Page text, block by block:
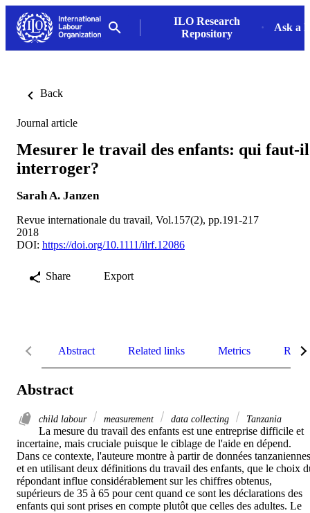
ILO Research
Repository
Ask a
Back
Journal article
Mesurer le travail des enfants: qui faut-il
interroger?
Sarah A. Janzen
Revue internationale du travail, Vol.157(2), pp.191-217
2018
DOI: https://doi.org/10.1111/ilrf.12086
Share Export
Abstract Related links Metrics
Abstract
child labour measurement data collecting Tanzania
La mesure du travail des enfants est une entreprise difficile et
incertaine, mais cruciale puisque le ciblage de l'aide en dépend.
Dans ce contexte, l'auteure montre à partir de données
et en utilisant deux définitions du travail des enfants, que le choix
répondant influe considérablement sur les chiffres obtenus,
supérieurs de 35 à 65 pour cent quand ce sont les déclarations des
enfants qui sont prises en compte plutôt que celles des adultes. Le